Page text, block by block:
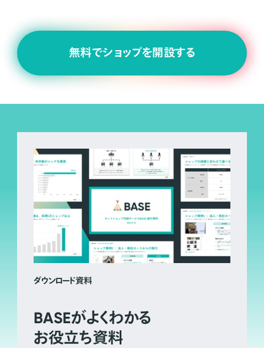
無料でショップを開設する
ダウンロード資料
BASEがよくわかる
お役立ち資料